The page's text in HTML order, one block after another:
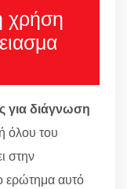
χρήση
για διάγνωση
όλου του
στην
ερώτημα αυτό